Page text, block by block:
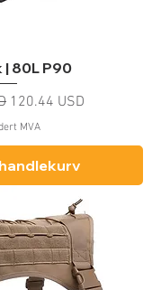
| 80L P90
Salgspris
120.44 USD
MVA